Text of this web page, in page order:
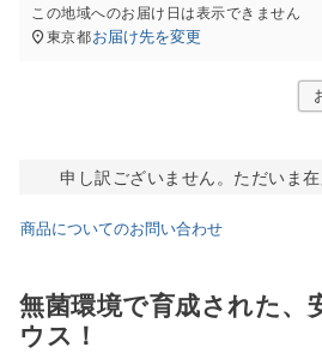
この地域へのお届け日は表示できません
東京都お届け先を変更
申し訳ございません。ただいま在
商品についてのお問い合わせ
無菌環境で育成された、
ウス！